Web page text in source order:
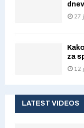
27
za
12
LATEST VIDEOS